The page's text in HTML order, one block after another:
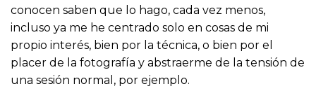
conocen saben que lo hago, cada vez menos,
incluso ya me he centrado solo en cosas de mi
propio interés, bien por la técnica, o bien por el
placer de la fotografía y abstraerme de la tensión de
una sesión normal, por ejemplo.